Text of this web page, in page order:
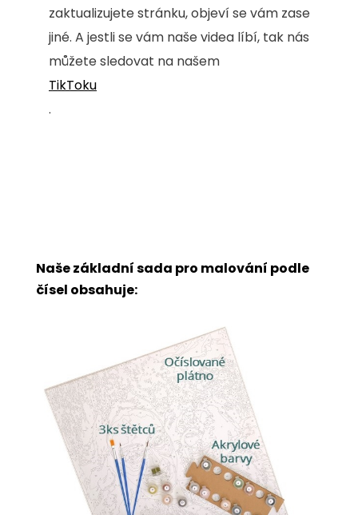
zaktualizujete stránku, objeví se vám zase
jiné. A jestli se vám naše videa líbí, tak nás
můžete sledovat na našem
TikToku
.
Naše základní sada pro malování podle
čísel obsahuje: